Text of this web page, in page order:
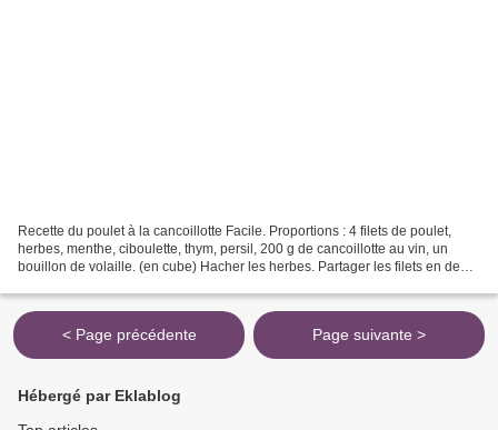
Recette du poulet à la cancoillotte Facile. Proportions : 4 filets de poulet,
herbes, menthe, ciboulette, thym, persil, 200 g de cancoillotte au vin, un
bouillon de volaille. (en cube) Hacher les herbes. Partager les filets en deux
< Page précédente Page suivante >
Hébergé par Eklablog